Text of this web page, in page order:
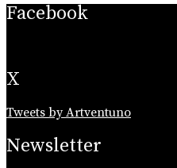
Facebook
X
Tweets by Artventuno
Newsletter